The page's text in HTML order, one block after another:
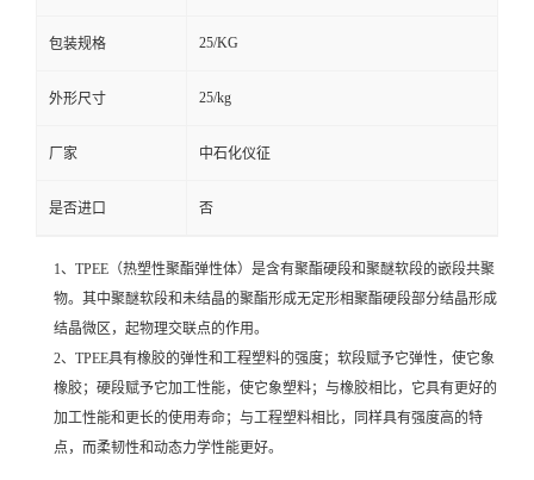
包装规格 25/KG
外形尺寸 25/kg
厂家 中石化仪征
是否进口 否
1、TPEE（热塑性聚酯弹性体）是含有聚酯硬段和聚醚软段的嵌段共聚
物。其中聚醚软段和未结晶的聚酯形成无定形相聚酯硬段部分结晶形成
结晶微区，起物理交联点的作用。
2、TPEE具有橡胶的弹性和工程塑料的强度；软段赋予它弹性，使它象
橡胶；硬段赋予它加工性能，使它象塑料；与橡胶相比，它具有更好的
加工性能和更长的使用寿命；与工程塑料相比，同样具有强度高的特
点，而柔韧性和动态力学性能更好。